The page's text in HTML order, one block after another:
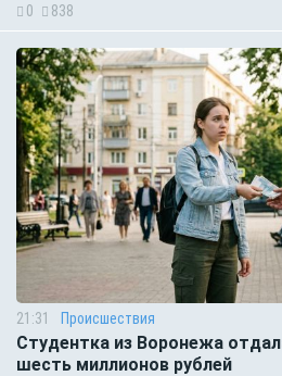
0 838
21:31 Происшествия
Студентка из Воронежа
шесть миллионов рублей